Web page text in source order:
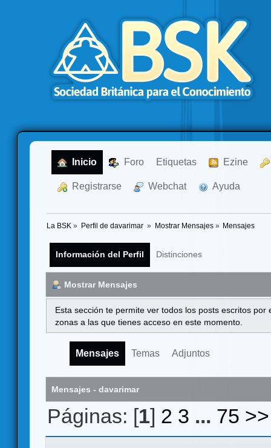
Inicio Foro Etiquetas Ezine
Registrarse Webchat Ayuda
La BSK » Perfil de davarimar » Mostrar Mensajes» Mensajes
Información del Perfil Distinciones
Mostrar Mensajes
Esta sección te permite ver todos los posts escritos
zonas a las que tienes acceso en este momento.
Mensajes Temas Adjuntos
Mensajes - davarimar
Páginas: [1] 2 3 ... 75 >>